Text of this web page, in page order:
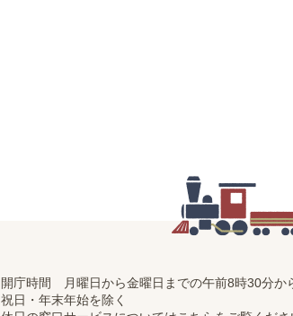
開庁時間 月曜日から金曜日までの午前8時30分か
祝日・年末年始を除く